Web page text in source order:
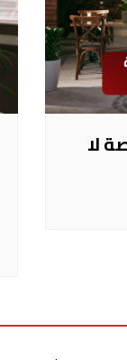
لا